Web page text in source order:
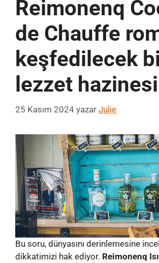
Reimonenq
de Chauffe
keşfedilecek
lezzet
25 Kasım 2024 yazar Julie
Bu soru, dünyasını derinlemesine
dikkatimizi hak ediyor. Reimonenq